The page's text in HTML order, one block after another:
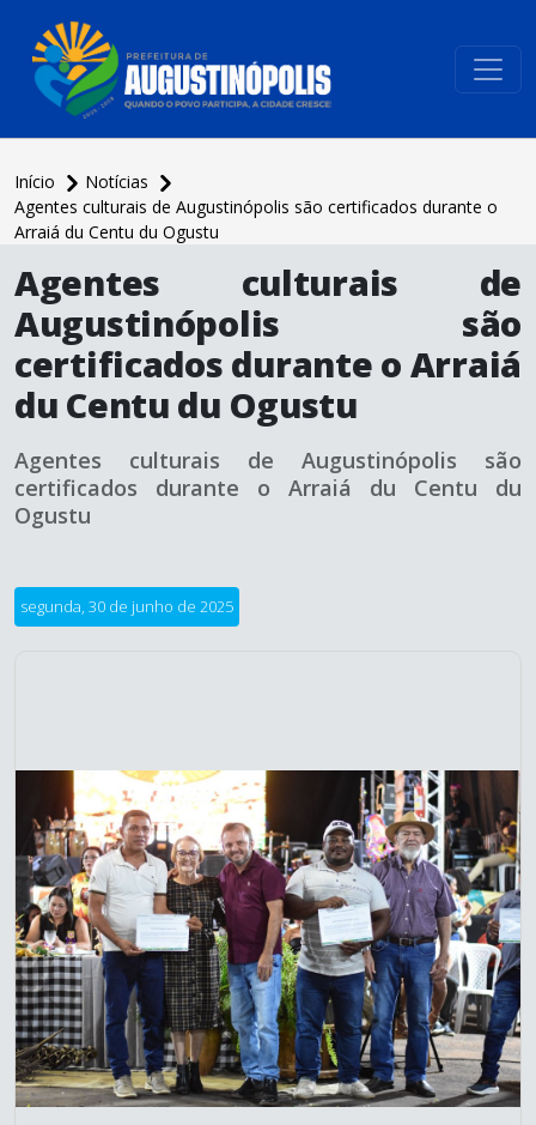
Início
Notícias
Agentes culturais de Augustinópolis são certificados durante o
Arraiá du Centu du Ogustu
principal
Agentes culturais de
Augustinópolis são
certificados durante o Arraiá
du Centu du Ogustu
Agentes culturais de Augustinópolis são
certificados durante o Arraiá du Centu du
Ogustu
segunda, 30 de junho de 2025